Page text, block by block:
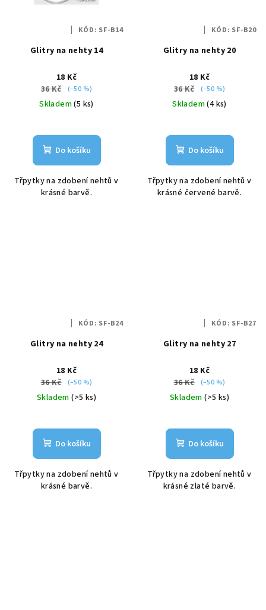
Glitry na nehty 14
18 Kč
36 Kč
(–50 %)
Skladem(5 ks)
Do košíku
Třpytky na zdobení nehtů v
krásné barvě.
KÓD: SF-B14
Glitry na nehty 20
18 Kč
36 Kč
(–50 %)
Skladem(4 ks)
Do košíku
Třpytky na zdobení nehtů v
krásné červené barvě.
KÓD: SF-B20
Glitry na nehty 24
18 Kč
36 Kč
(–50 %)
Skladem(>5 ks)
Do košíku
Třpytky na zdobení nehtů v
krásné barvě.
KÓD: SF-B24
Glitry na nehty 27
18 Kč
36 Kč
(–50 %)
Skladem(>5 ks)
Do košíku
Třpytky na zdobení nehtů v
krásné zlaté barvě.
KÓD: SF-B27